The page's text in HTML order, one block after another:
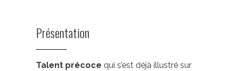
Présentation
Talent précoce qui s’est déjà illustré sur